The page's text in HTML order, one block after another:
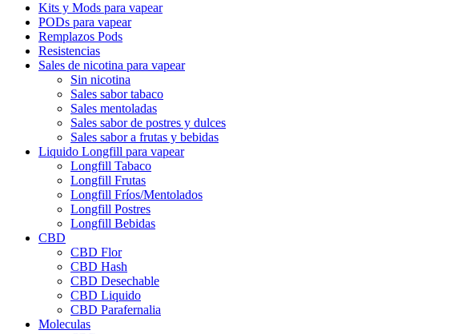
Kits y Mods para vapear
PODs para vapear
Remplazos Pods
Resistencias
Sales de nicotina para vapear
Sin nicotina
Sales sabor tabaco
Sales mentoladas
Sales sabor de postres y dulces
Sales sabor a frutas y bebidas
Liquido Longfill para vapear
Longfill Tabaco
Longfill Frutas
Longfill Fríos/Mentolados
Longfill Postres
Longfill Bebidas
CBD
CBD Flor
CBD Hash
CBD Desechable
CBD Liquido
CBD Parafernalia
Moleculas